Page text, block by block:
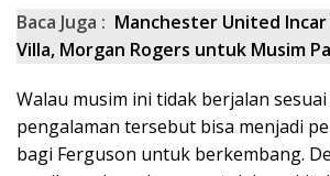
Baca Juga : Manchester United
Villa, Morgan Rogers untuk Musim
Walau musim ini tidak berjalan
pengalaman tersebut bisa menjadi
bagi Ferguson untuk berkembang.